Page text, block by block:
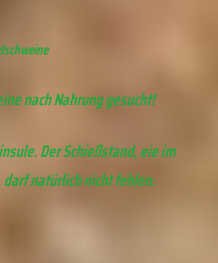
nach Nahrung gesucht!
Der Schießstand, eie im
natürlich nicht fehlen.